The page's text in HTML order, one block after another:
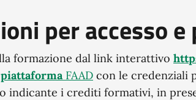
per accesso
formazione dal link interattivo
piattaformaFAAD con le credenziali
indicante i crediti formativi, in